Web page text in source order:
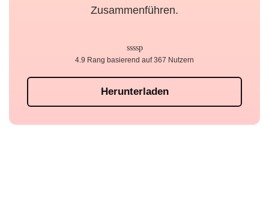
Zusammenführen.
Herunterladen
4.9 Rang basierend auf 367 Nutzern